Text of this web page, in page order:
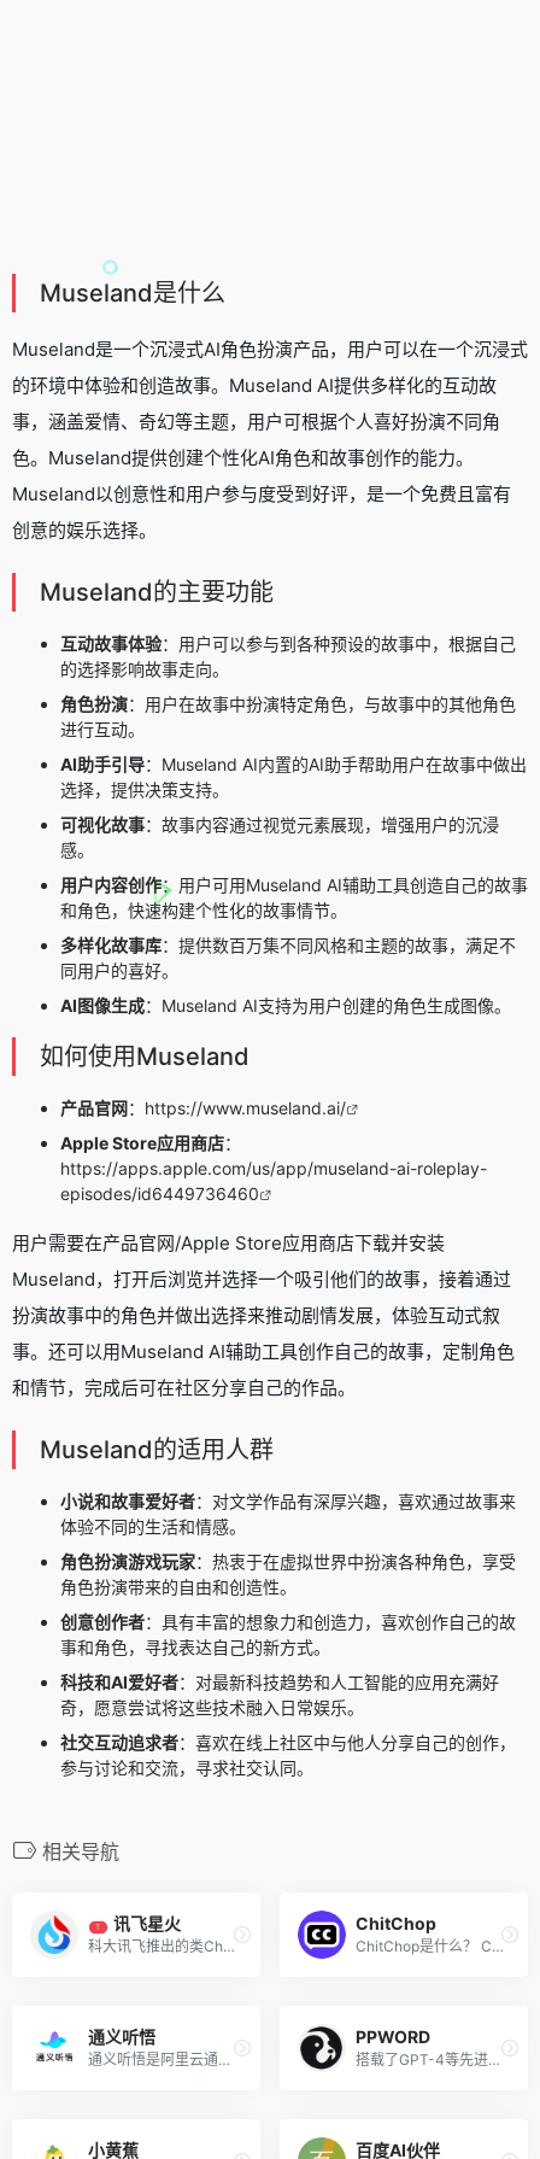
Museland是什么
Museland是一个沉浸式AI角色扮演产品，用户可以在一个沉浸式
的环境中体验和创造故事。Museland AI提供多样化的互动故
事，涵盖爱情、奇幻等主题，用户可根据个人喜好扮演不同角
色。Museland提供创建个性化AI角色和故事创作的能力。
Museland以创意性和用户参与度受到好评，是一个免费且富有
创意的娱乐选择。
Museland的主要功能
互动故事体验：用户可以参与到各种预设的故事中，根据自己
的选择影响故事走向。
角色扮演：用户在故事中扮演特定角色，与故事中的其他角色
进行互动。
AI助手引导：Museland AI内置的AI助手帮助用户在故事中做出
选择，提供决策支持。
可视化故事：故事内容通过视觉元素展现，增强用户的沉浸
感。
用户内容创作：用户可用Museland AI辅助工具创造自己的故事
和角色，快速构建个性化的故事情节。
多样化故事库：提供数百万集不同风格和主题的故事，满足不
同用户的喜好。
AI图像生成：Museland AI支持为用户创建的角色生成图像。
如何使用Museland
产品官网： https://www.museland.ai/
Apple Store应用商店：
https://apps.apple.com/us/app/museland-ai-roleplay-
episodes/id6449736460
用户需要在产品官网/Apple Store应用商店下载并安装
Museland，打开后浏览并选择一个吸引他们的故事，接着通过
扮演故事中的角色并做出选择来推动剧情发展，体验互动式叙
事。还可以用Museland AI辅助工具创作自己的故事，定制角色
和情节，完成后可在社区分享自己的作品。
Museland的适用人群
小说和故事爱好者：对文学作品有深厚兴趣，喜欢通过故事来
体验不同的生活和情感。
角色扮演游戏玩家：热衷于在虚拟世界中扮演各种角色，享受
角色扮演带来的自由和创造性。
创意创作者：具有丰富的想象力和创造力，喜欢创作自己的故
事和角色，寻找表达自己的新方式。
科技和AI爱好者：对最新科技趋势和人工智能的应用充满好
奇，愿意尝试将这些技术融入日常娱乐。
社交互动追求者：喜欢在线上社区中与他人分享自己的创作，
参与讨论和交流，寻求社交认同。
相关导航
T 讯飞星火
科大讯飞推出的类ChatGPT的讯飞星火认知大模型
ChitChop
ChitChop是什么？ ChitChop是...
通义听悟
通义听悟是阿里云通义家族新成员，是一款聚焦于音视频内容的工作学习AI助手。内置了通义千问大模型的理解与摘要能力，结合阿里云在音频AI领域深厚的积累，可帮助用户高效地完成对...
PPWORD
搭载了GPT-4等先进AI技术的中文交互平台，致力于提供通用人工智能应用服务
小黄蕉 百度AI伙伴